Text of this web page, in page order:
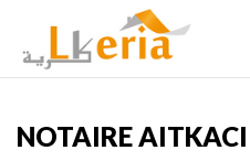
NOTAIRE